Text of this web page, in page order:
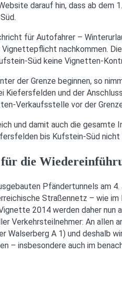
darauf hin, dass ab
für Autofahrer –
nachkommen.
Süd keine Vignetten-
der Grenze beginnen, so
und der
Verkaufsstelle vor der
und damit auch die
bis Kufstein-Süd
die
Pfändertunnels am
Straßennetz – wie
2014 werden daher
Verkehrsteilnehmer: An
Walserberg A 1) und deshalb
– insbesondere auch im